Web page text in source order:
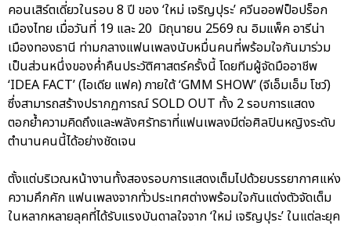
คอนเสิร์ตเดี่ยวในรอบ 8 ปี ของ ‘ใหม่ เจริญปุระ’ ควีนออฟป็อปร็อก
เมืองไทย เมื่อวันที่ 19 และ 20 มิถุนายน 2569 ณ อิมแพ็ค อารีน่า
เมืองทองธานี ท่ามกลางแฟนเพลงนับหมื่นคนที่พร้อมใจกันมาร่วม
เป็นส่วนหนึ่งของค่ำคืนประวัติศาสตร์ครั้งนี้ โดยทีมผู้จัดมืออาชีพ
‘IDEA FACT’ (ไอเดีย แฟค) ภายใต้ ‘GMM SHOW’ (จีเอ็มเอ็ม โชว์)
ซึ่งสามารถสร้างปรากฏการณ์ SOLD OUT ทั้ง 2 รอบการแสดง
ตอกย้ำความคิดถึงและพลังศรัทธาที่แฟนเพลงมีต่อศิลปินหญิงระดับ
ตำนานคนนี้ได้อย่างชัดเจน
ตั้งแต่บริเวณหน้างานทั้งสองรอบการแสดงเต็มไปด้วยบรรยากาศแห่ง
ความคึกคัก แฟนเพลงจากทั่วประเทศต่างพร้อมใจกันแต่งตัวจัดเต็ม
ในหลากหลายลุคที่ได้รับแรงบันดาลใจจาก ‘ใหม่ เจริญปุระ’ ในแต่ละยุค